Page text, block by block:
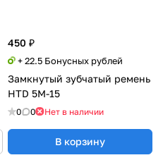
450 ₽
+ 22.5 Бонусных рублей
Замкнутый зубчатый ремень
HTD 5M-15
0 0 Нет в наличии
В корзину